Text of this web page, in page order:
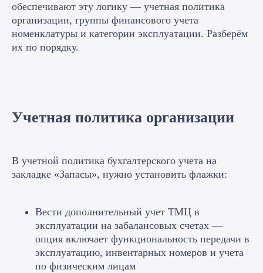
обеспечивают эту логику — учетная политика
организации, группы финансового учета
номенклатуры и категории эксплуатации. Разберём
их по порядку.
Учетная политика организации
В учетной политика бухгалтерского учета на
закладке «Запасы», нужно установить флажки:
Вести дополнительный учет ТМЦ в
эксплуатации на забалансовых счетах —
опция включает функциональность передачи в
эксплуатацию, инвентарных номеров и учета
по физическим лицам